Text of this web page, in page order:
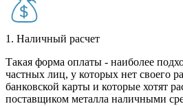
1. Наличный расчет
Такая форма оплаты - наиболее
частных лиц, у которых нет своего
банковской карты и которые хотят
поставщиком металла наличными